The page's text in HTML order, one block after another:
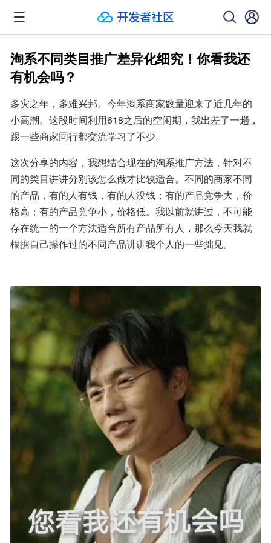
淘系不同类目推广差异化细究！你看我还
有机会吗？
多灾之年，多难兴邦。今年淘系商家数量迎来了近几年的
小高潮。这段时间利用618之后的空闲期，我出差了一趟，
跟一些商家同行都交流学习了不少。
这次分享的内容，我想结合现在的淘系推广方法，针对不
同的类目讲讲分别该怎么做才比较适合。不同的商家不同
的产品，有的人有钱，有的人没钱；有的产品竞争大，价
格高；有的产品竞争小，价格低。我以前就讲过，不可能
存在统一的一个方法适合所有产品所有人，那么今天我就
根据自己操作过的不同产品讲讲我个人的一些拙见。